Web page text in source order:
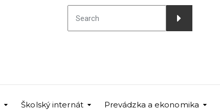
Školský internát Prevádzka a ekonomika